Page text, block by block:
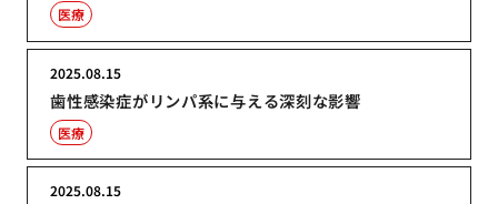
医療
歯性感染症がリンパ系に与える深刻な影響
2025.08.15
医療
2025.08.15